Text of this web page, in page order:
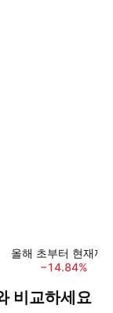
올해 초부터 현재까
−14.84%
비교하세요